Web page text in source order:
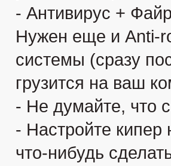
- Антивирус +
Нужен еще и Anti-
системы (сразу
грузится на ваш
- Не думайте, что
- Настройте кипер
что-нибудь